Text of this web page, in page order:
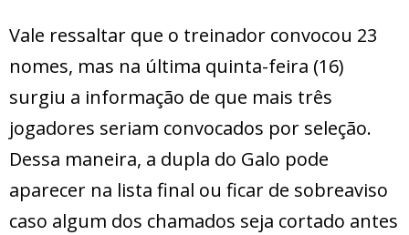
Vale ressaltar que o treinador convocou 23
nomes, mas na última quinta-feira (16)
surgiu a informação de que mais três
jogadores seriam convocados por seleção.
Dessa maneira, a dupla do Galo pode
aparecer na lista final ou ficar de sobreaviso
caso algum dos chamados seja cortado antes